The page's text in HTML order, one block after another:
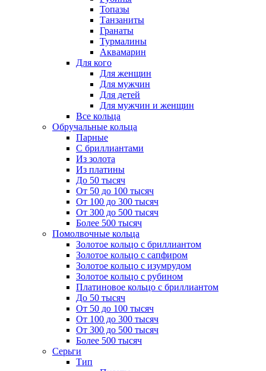
Топазы
Танзаниты
Гранаты
Турмалины
Аквамарин
Для кого
Для женщин
Для мужчин
Для детей
Для мужчин и женщин
Все кольца
Обручальные кольца
Парные
С бриллиантами
Из золота
Из платины
До 50 тысяч
От 50 до 100 тысяч
От 100 до 300 тысяч
От 300 до 500 тысяч
Более 500 тысяч
Помолвочные кольца
Золотое кольцо с бриллиантом
Золотое кольцо с сапфиром
Золотое кольцо с изумрудом
Золотое кольцо с рубином
Платиновое кольцо с бриллиантом
До 50 тысяч
От 50 до 100 тысяч
От 100 до 300 тысяч
От 300 до 500 тысяч
Более 500 тысяч
Серьги
Тип